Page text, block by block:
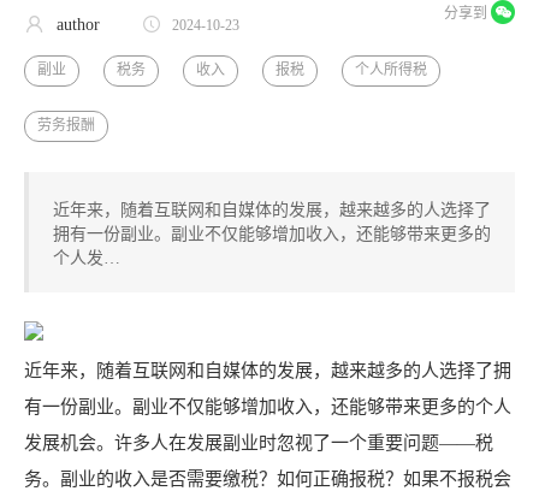
分享到
author 2024-10-23
副业 税务 收入 报税 个人所得税
劳务报酬
近年来，随着互联网和自媒体的发展，越来越多的人选择了
拥有一份副业。副业不仅能够增加收入，还能够带来更多的
个人发…
近年来，随着互联网和自媒体的发展，越来越多的人选择了拥
有一份副业。副业不仅能够增加收入，还能够带来更多的个人
发展机会。许多人在发展副业时忽视了一个重要问题——税
务。副业的收入是否需要缴税？如何正确报税？如果不报税会